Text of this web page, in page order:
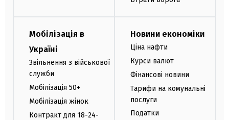
Мобілізація в
Україні
Звільнення з військової
служби
Мобілізація 50+
Мобілізація жінок
Контракт для 18-24-
Новини економіки
Ціна нафти
Курси валют
Фінансові новини
Тарифи на комунальні
послуги
Податки